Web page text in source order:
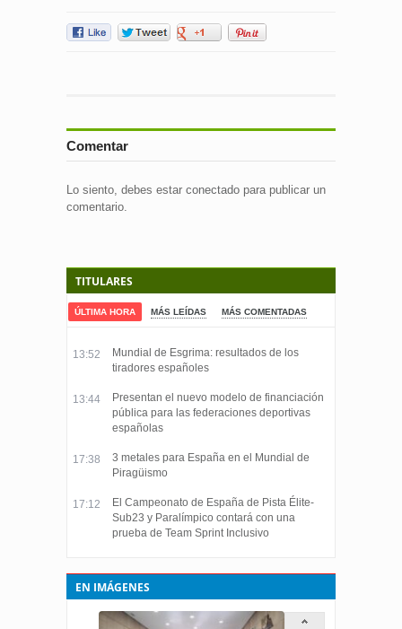
Comentar
Lo siento, debes estar conectado para publicar un
comentario.
TITULARES
ÚLTIMA HORA MÁS LEÍDAS MÁS COMENTADAS
13:52
Mundial de Esgrima: resultados de los
tiradores españoles
13:44
Presentan el nuevo modelo de financiación
pública para las federaciones deportivas
españolas
17:38
3 metales para España en el Mundial de
Piragüismo
17:12
El Campeonato de España de Pista Élite-
Sub23 y Paralímpico contará con una
prueba de Team Sprint Inclusivo
EN IMÁGENES